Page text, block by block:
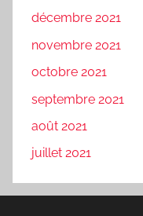
décembre 2021
novembre 2021
octobre 2021
septembre 2021
août 2021
juillet 2021